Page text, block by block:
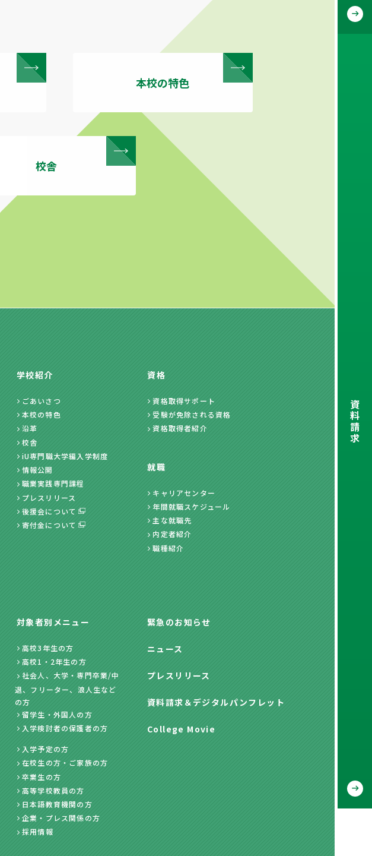
本校の特色
校舎
学校紹介
ごあいさつ
本校の特色
沿革
校舎
iU専門職大学編入学制度
情報公開
職業実践専門課程
プレスリリース
後援会について
寄付金について
資格
資格取得サポート
受験が免除される資格
資格取得者紹介
就職
キャリアセンター
年間就職スケジュール
主な就職先
内定者紹介
職種紹介
対象者別メニュー
高校3年生の方
高校1・2年生の方
社会人、大学・専門卒業/中
退、フリーター、浪人生など
の方
留学生・外国人の方
入学検討者の保護者の方
入学予定の方
在校生の方・ご家族の方
卒業生の方
高等学校教員の方
日本語教育機関の方
企業・プレス関係の方
採用情報
緊急のお知らせ
ニュース
プレスリリース
資料請求 ＆デジタルパンフレット
College Movie
資
料
請
求